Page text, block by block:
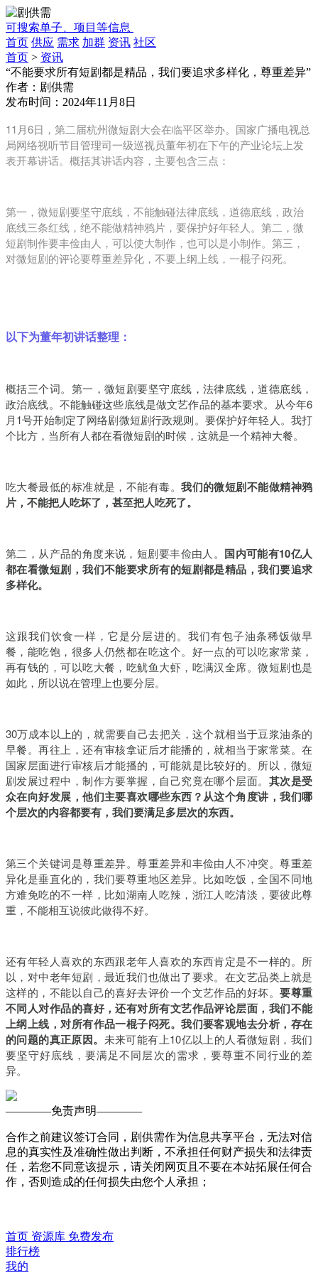
可搜索单子、项目等信息
首页 供应 需求 加群 资讯 社区
首页 > 资讯
“不能要求所有短剧都是精品，我们要追求多样化，尊重差异”
作者： 剧供需
发布时间： 2024年11月8日
11月6日，第二届杭州微短剧大会在临平区举办。国家广播电视总
局网络视听节目管理司一级巡视员董年初在下午的产业论坛上发
表开幕讲话。概括其讲话内容，主要包含三点：
第一，微短剧要坚守底线，不能触碰法律底线，道德底线，政治
底线三条红线，绝不能做精神鸦片，要保护好年轻人。 第二，微
短剧制作要丰俭由人，可以使大制作，也可以是小制作。 第三，
对微短剧的评论要尊重差异化，不要上纲上线，一棍子闷死。
以下为董年初讲话整理：
概括三个词。第一，微短剧要坚守底线，法律底线，道德底线，
政治底线。不能触碰这些底线是做文艺作品的基本要求。从今年6
月1号开始制定了网络剧微短剧行政规则。要保护好年轻人。我打
个比方，当所有人都在看微短剧的时候，这就是一个精神大餐。
吃大餐最低的标准就是，不能有毒。我们的微短剧不能做精神鸦
片，不能把人吃坏了，甚至把人吃死了。
第二，从产品的角度来说，短剧要丰俭由人。 国内可能有10亿人
都在看微短剧，我们不能要求所有的短剧都是精品，我们要追求
多样化。
这跟我们饮食一样，它是分层进的。我们有包子油条稀饭做早
餐，能吃饱，很多人仍然都在吃这个。好一点的可以吃家常菜，
再有钱的，可以吃大餐，吃鱿鱼大虾，吃满汉全席。微短剧也是
如此，所以说在管理上也要分层。
30万成本以上的，就需要自己去把关，这个就相当于豆浆油条的
早餐。再往上，还有审核拿证后才能播的，就相当于家常菜。在
国家层面进行审核后才能播的，可能就是比较好的。所以，微短
剧发展过程中，制作方要掌握，自己究竟在哪个层面。 其次是受
众在向好发展，他们主要喜欢哪些东西？从这个角度讲，我们哪
个层次的内容都要有，我们要满足多层次的东西。
第三个关键词是尊重差异。尊重差异和丰俭由人不冲突。尊重差
异化是垂直化的，我们要尊重地区差异。比如吃饭，全国不同地
方难免吃的不一样，比如湖南人吃辣，浙江人吃清淡，要彼此尊
重，不能相互说彼此做得不好。
还有年轻人喜欢的东西跟老年人喜欢的东西肯定是不一样的。所
以，对中老年短剧，最近我们也做出了要求。在文艺品类上就是
这样的，不能以自己的喜好去评价一个文艺作品的好坏。要尊重
不同人对作品的喜好，还有对所有文艺作品评论层面，我们不能
上纲上线，对所有作品一棍子闷死。我们要客观地去分析，存在
的问题的真正原因。 未来可能有上10亿以上的人看微短剧，我们
要坚守好底线，要满足不同层次的需求，要尊重不同行业的差
异。
————免责声明————
合作之前建议签订合同，剧供需作为信息共享平台，无法对信
息的真实性及准确性做出判断，不承担任何财产损失和法律责
任，若您不同意该提示，请关闭网页且不要在本站拓展任何合
作，否则造成的任何损失由您个人承担；
首页 资源库 免费发布
排行榜
我的